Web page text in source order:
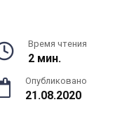
Время чтения
2 мин.
Опубликовано
21.08.2020